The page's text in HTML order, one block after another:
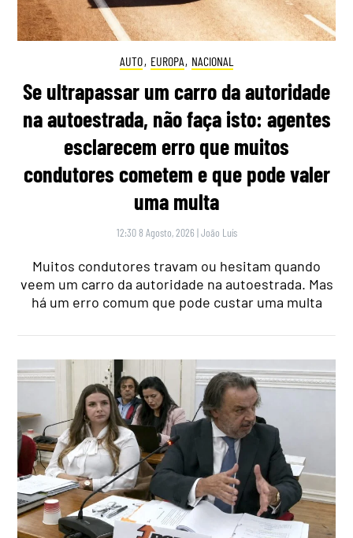
AUTO, EUROPA, NACIONAL
Se ultrapassar um carro da autoridade
na autoestrada, não faça isto: agentes
esclarecem erro que muitos
condutores cometem e que pode valer
uma multa
12:30 8 Agosto, 2026 |João Luís
Muitos condutores travam ou hesitam quando
veem um carro da autoridade na autoestrada. Mas
há um erro comum que pode custar uma multa